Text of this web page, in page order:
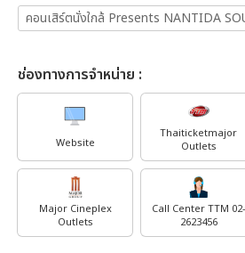
คอนเสิร์ตนั่งใกล้ Presents NANTIDA
ช่องทางการจำหน่าย :
Website
Thaiticketmajor
Outlets
Major Cineplex
Outlets
Call Center TTM 02-
2623456